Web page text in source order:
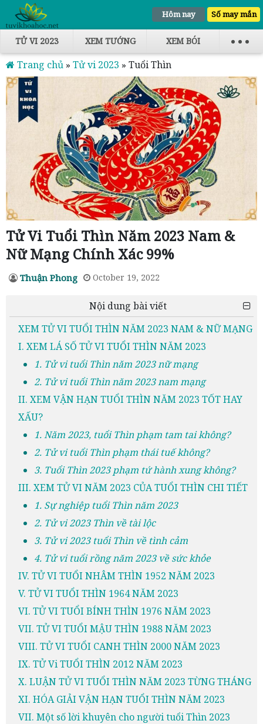
Hôm nay Số may mắn
TỬ VI 2023 XEM TƯỚNG XEM BÓI
Trang chủ » Tử vi 2023 » Tuổi Thìn
Tử Vi Tuổi Thìn Năm 2023 Nam &
Nữ Mạng Chính Xác 99%
Thuận Phong October 19, 2022
Nội dung bài viết
XEM TỬ VI TUỔI THÌN NĂM 2023 NAM & NỮ MẠNG
I. XEM LÁ SỐ TỬ VI TUỔI THÌN NĂM 2023
1. Tử vi tuổi Thìn năm 2023 nữ mạng
2. Tử vi tuổi Thìn năm 2023 nam mạng
II. XEM VẬN HẠN TUỔI THÌN NĂM 2023 TỐT HAY
XẤU?
1. Năm 2023, tuổi Thìn phạm tam tai không?
2. Tử vi tuổi Thìn phạm thái tuế không?
3. Tuổi Thìn 2023 phạm tứ hành xung không?
III. XEM TỬ VI NĂM 2023 CỦA TUỔI THÌN CHI TIẾT
1. Sự nghiệp tuổi Thìn năm 2023
2. Tử vi 2023 Thìn về tài lộc
3. Tử vi 2023 tuổi Thìn về tình cảm
4. Tử vi tuổi rồng năm 2023 về sức khỏe
IV. TỬ VI TUỔI NHÂM THÌN 1952 NĂM 2023
V. TỬ VI TUỔI THÌN 1964 NĂM 2023
VI. TỬ VI TUỔI BÍNH THÌN 1976 NĂM 2023
VII. TỬ VI TUỔI MẬU THÌN 1988 NĂM 2023
VIII. TỬ VI TUỔI CANH THÌN 2000 NĂM 2023
IX. TỬ Vi TUỔI THÌN 2012 NĂM 2023
X. LUẬN TỬ VI TUỔI THÌN NĂM 2023 TỪNG THÁNG
XI. HÓA GIẢI VẬN HẠN TUỔI THÌN NĂM 2023
VII. Một số lời khuyên cho người tuổi Thìn 2023